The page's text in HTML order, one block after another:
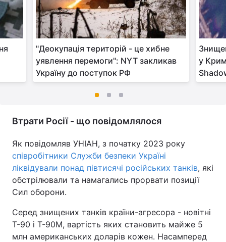
"Деокупація територій - це хибне
уявлення перемоги": NYT закликав
Україну до поступок РФ
у
Втрати Росії - що повідомлялося
Як повідомляв УНІАН, з початку 2023 року
співробітники Служби безпеки Україні
ліквідували понад півтисячі російських танків, які
обстрілювали та намагались прорвати позиції
Сил оборони.
Серед знищених танків країни-агресора - новітні
Т-90 і Т-90М, вартість яких становить майже 5
млн американських доларів кожен. Насамперед